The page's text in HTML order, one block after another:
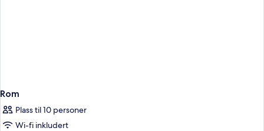
Rom
Plass til 10 personer
Wi-fi inkludert